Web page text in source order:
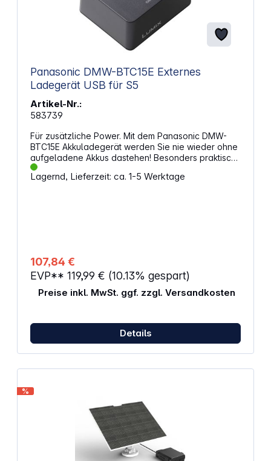
Panasonic DMW-BTC15E Externes
Ladegerät USB für S5
Artikel-Nr.:
583739
Für zusätzliche Power. Mit dem Panasonic DMW-
BTC15E Akkuladegerät werden Sie nie wieder ohne
aufgeladene Akkus dastehen! Besonders praktisch
ist die Funktion, dass das Laden sowohl über USB
als auch über die Steckdose möglich ist.
Lagernd, Lieferzeit: ca. 1-5 Werktage
107,84 €
EVP** 119,99 € (10.13% gespart)
Preise inkl. MwSt. ggf. zzgl. Versandkosten
Details
%